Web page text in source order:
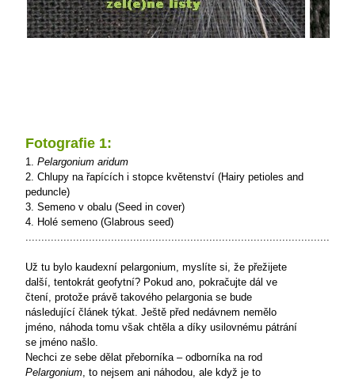
Fotografie 1:
1. Pelargonium aridum
2. Chlupy na řapících i stopce květenství (Hairy petioles and
peduncle)
3. Semeno v obalu (Seed in cover)
4. Holé semeno (Glabrous seed)
Už tu bylo kaudexní pelargonium, myslíte si, že přežijete
další, tentokrát geofytní? Pokud ano, pokračujte dál ve
čtení, protože právě takového pelargonia se bude
následující článek týkat. Ještě před nedávnem nemělo
jméno, náhoda tomu však chtěla a díky usilovnému pátrání
se jméno našlo.
Nechci ze sebe dělat přeborníka – odborníka na rod
Pelargonium, to nejsem ani náhodou, ale když je to